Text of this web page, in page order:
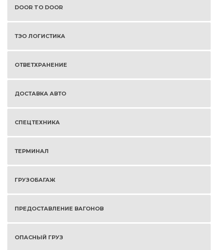
DOOR TO DOOR
ТЭО ЛОГИСТИКА
ОТВЕТХРАНЕНИЕ
ДОСТАВКА АВТО
СПЕЦТЕХНИКА
ТЕРМИНАЛ
ГРУЗОБАГАЖ
ПРЕДОСТАВЛЕНИЕ ВАГОНОВ
ОПАСНЫЙ ГРУЗ